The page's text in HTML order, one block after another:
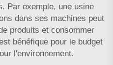
Par exemple, une usine
dans ses machines peut
produits et consommer
bénéfique pour le budget
l'environnement.